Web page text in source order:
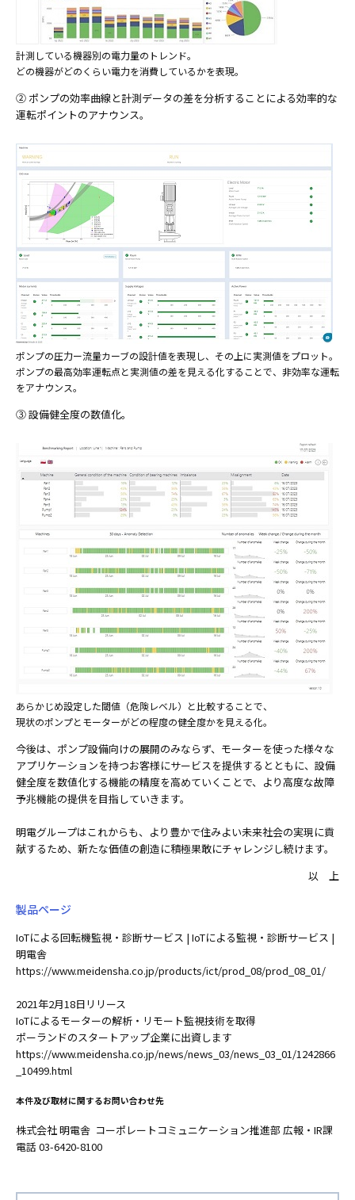
計測している機器別の電力量のトレンド。
どの機器がどのくらい電力を消費しているかを表現。
② ポンプの効率曲線と計測データの差を分析することによる効率的な
運転ポイントのアナウンス。
ポンプの圧力ー流量カーブの設計値を表現し、その上に実測値をプロット。
ポンプの最高効率運転点と実測値の差を見える化することで、非効率な運転
をアナウンス。
③ 設備健全度の数値化。
あらかじめ設定した閾値（危険レベル）と比較することで、
現状のポンプとモーターがどの程度の健全度かを見える化。
今後は、ポンプ設備向けの展開のみならず、モーターを使った様々な
アプリケーションを持つお客様にサービスを提供するとともに、設備
健全度を数値化する機能の精度を高めていくことで、より高度な故障
予兆機能の提供を目指していきます。
明電グループはこれからも、より豊かで住みよい未来社会の実現に貢
献するため、新たな価値の創造に積極果敢にチャレンジし続けます。
以 上
製品ページ
IoTによる回転機監視・診断サービス | IoTによる監視・診断サービス |
明電舎
https://www.meidensha.co.jp/products/ict/prod_08/prod_08_01/
2021年2月18日リリース
IoTによるモーターの解析・リモート監視技術を取得
ポーランドのスタートアップ企業に出資します
https://www.meidensha.co.jp/news/news_03/news_03_01/1242866
_10499.html
本件及び取材に関するお問い合わせ先
株式会社 明電舎 コーポレートコミュニケーション推進部 広報・IR課
電話 03-6420-8100